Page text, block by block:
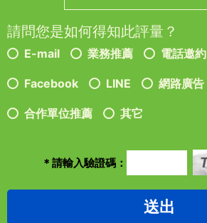
請問您是如何得知此評量？
E-mail 業務推薦 電話邀約
Facebook LINE 網路廣告
合作單位推薦 其它
＊請輸入驗證碼：
送出